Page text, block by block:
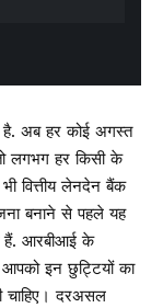
है. अब हर कोई अगस्त
लगभग हर किसी के
वित्तीय लेनदेन बैंक
बनाने से पहले यह
हैं. आरबीआई के
इन छुट्टियों का
चाहिए। दरअसल